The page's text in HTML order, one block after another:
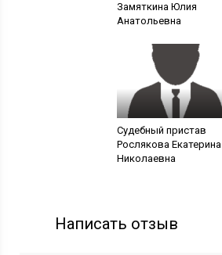
Замяткина Юлия
Анатольевна
Судебный пристав
Рослякова Екатерина
Николаевна
Написать отзыв